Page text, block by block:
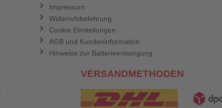
Impressum
Widerrufsbelehrung
Cookie Einstellungen
AGB und Kundeninformation
Hinweise zur Batterieentsorgung
VERSANDMETHODEN